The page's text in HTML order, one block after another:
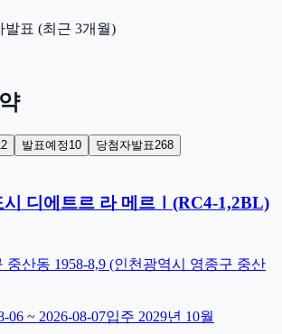
발표 (최근 3개월)
발표예정 10 당첨자발표268
시 디에트르 라 메르Ⅰ(RC4-1,2BL)
중산동 1958-8,9 (인천광역시 영종구 중산
06 ~ 2026-08-07입주 2029년 10월